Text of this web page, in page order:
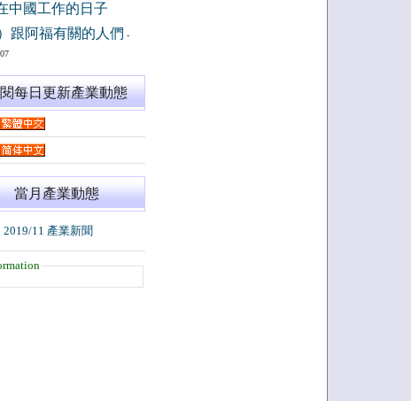
中國工作的日子
跟阿福有關的人們 -
每日更新產業動態
當月產業動態
2019/11 產業新聞